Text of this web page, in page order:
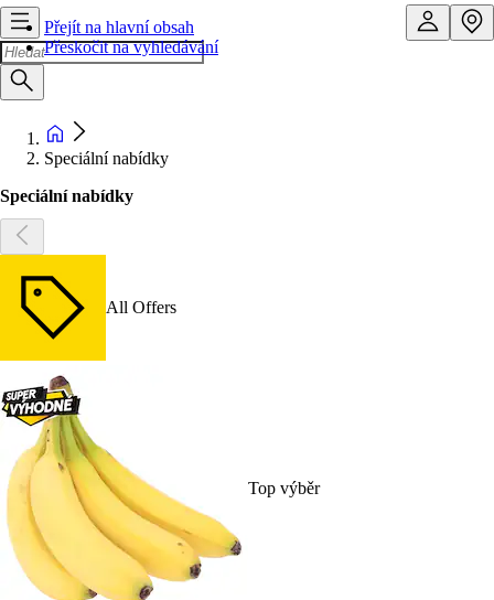
Přejít na hlavní obsah
Přeskočit na vyhledávání
Speciální nabídky
Speciální nabídky
All Offers
Top výběr